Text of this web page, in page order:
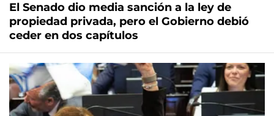
El Senado dio media sanción a la ley de
propiedad privada, pero el Gobierno debió
ceder en dos capítulos